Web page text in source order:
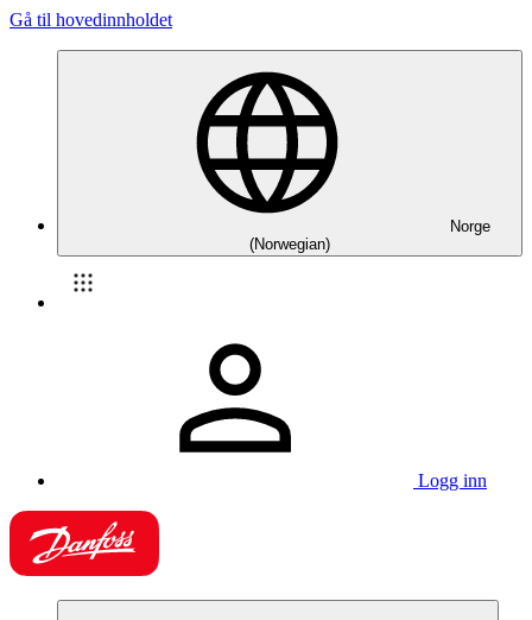
Gå til hovedinnholdet
Norge
(Norwegian)
Logg inn